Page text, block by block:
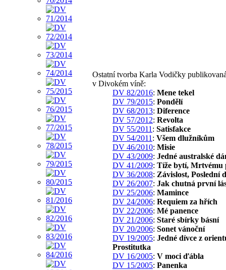
Ostatní tvorba Karla Vodičky
v Divokém víně:
DV 82/2016: Mene tekel
DV 79/2015: Pondělí
DV 68/2013: Diference
DV 57/2012: Revolta
DV 55/2011 : Satisfakce
DV 54/2011 : Všem dlužníkům
DV 46/2010: Misie
DV 43/2009: Jedné australské
DV 41/2009: Tíže bytí, Mrtvému
DV 36/2008: Závislost, Poslední
DV 26/2007: Jak chutná první
DV 25/2006: Mamince
DV 24/2006: Requiem za hřích
DV 22/2006: Mé panence
DV 21/2006: Staré sbírky básní
DV 20/2006: Sonet vánoční
DV 19/2005: Jedné dívce z
Prostitutka
DV 16/2005: V moci ďábla
DV 15/2005: Panenka